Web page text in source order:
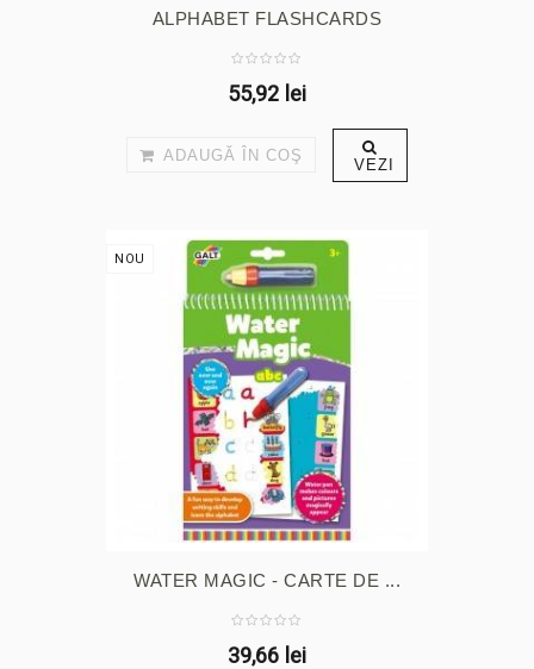
ALPHABET FLASHCARDS
55,92 lei
ADAUGĂ ÎN COŞ VEZI
NOU
WATER MAGIC - CARTE DE ...
39,66 lei